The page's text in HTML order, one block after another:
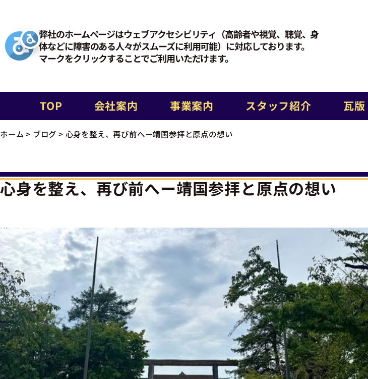
弊社のホームページはウェブアクセシビリティ（高齢者や視覚、聴覚、身
体などに障害のある人々がスムーズに利用可能）に対応しております。
マークをクリックすることでご利用いただけます。
TOP 会社案内 事業案内 スタッフ紹介 瓦版
ホーム > ブログ > 心身を整え、再び前へー靖国参拝と原点の想い
心身を整え、再び前へー靖国参拝と原点の想い